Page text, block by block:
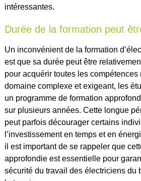
intéressantes.
Durée de la formation peut
Un inconvénient de la formation
est que sa durée peut être
pour acquérir toutes les
domaine complexe et exigeant, les
un programme de formation
sur plusieurs années. Cette longue
peut parfois décourager certains
l’investissement en temps et en
il est important de se rappeler que
approfondie est essentielle pour
sécurité du travail des électriciens du